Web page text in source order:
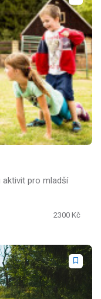
pro mladší
2300 Kč